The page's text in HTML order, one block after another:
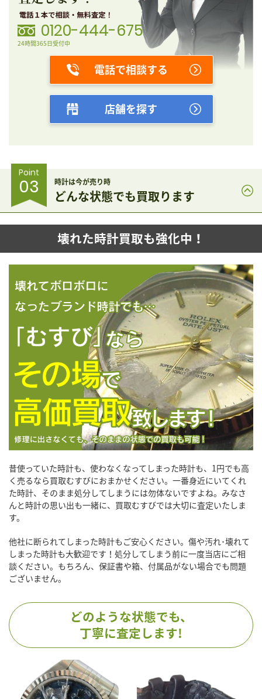
0120-444-675
24時間365日受付中
電話で相談する
店舗を探す
Point
03 時計は今が売り時
どんな状態でも買取ります
壊れた時計買取も強化中！
昔使っていた時計も、使わなくなってしまった時計も、1円でも高
く売るなら買取むすびにおまかせください。一番身近にいてくれ
た時計、そのまま処分してしまうには勿体ないですよね。みなさ
んと時計の思い出も一緒に、買取むすびでは大切に査定いたしま
す。
他社に断られてしまった時計もご安心ください。傷や汚れ･壊れて
しまった時計も大歓迎です！処分してしまう前に一度当店にご相
談ください。もちろん、保証書や箱、付属品がない場合でも問題
ございません。
どのような状態でも、
丁寧に査定します!